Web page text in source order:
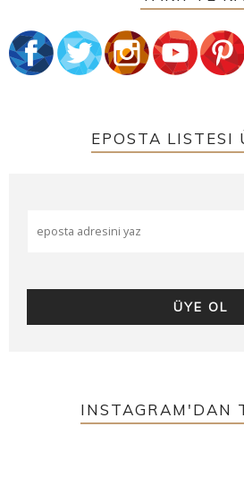
EPOSTA LISTESI
INSTAGRAM'DAN